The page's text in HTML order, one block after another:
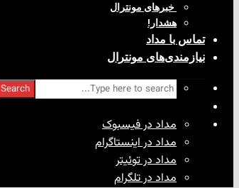
‌ خبرهای مونترال
هشدار!
تماس با مداد
نیازمندی‌های مونترال
Search
مداد در فیسبوک
مداد در اینستاگرام
مداد در توئیتر
مداد در تلگرام